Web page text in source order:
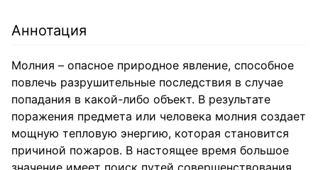
Аннотация
Молния – опасное природное явление, способное
повлечь разрушительные последствия в случае
попадания в какой-либо объект. В результате
поражения предмета или человека молния создает
мощную тепловую энергию, которая становится
причиной пожаров. В настоящее время большое
значение имеет поиск путей совершенствования